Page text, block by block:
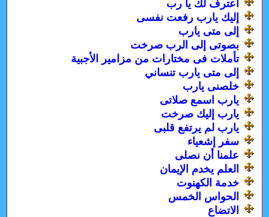
اعترف لك يا رب
إليك يارب رفعت نفسى
إلى متى يارب
بصوتى إلى الرب صرخت
تأملات فى مختارات من مزامير الأجبية
إلى متى يارب تنساني
خلصنى يارب
يارب اسمع صلاتى
يارب إليك صرخت
يارب لم يرتفع قلبى
سفر إشعياء
علمنا أن نصلى
العلم يخدم الإيمان
خدمة الكهنوت
الحواس الخمس
الاتضاع